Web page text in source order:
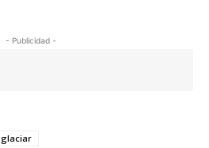
- Publicidad -
glaciar